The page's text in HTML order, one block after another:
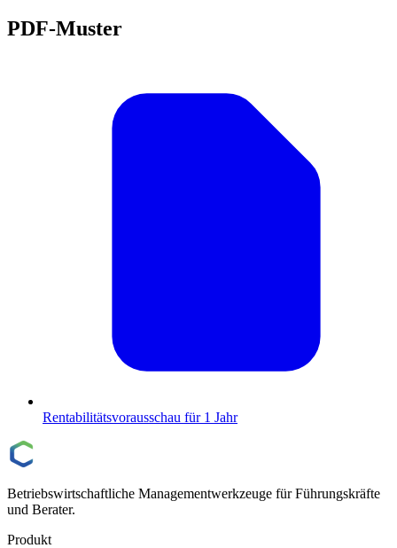
PDF-Muster
Rentabilitätsvorausschau für 1 Jahr
Betriebswirtschaftliche Managementwerkzeuge für Führungskräfte
und Berater.
Produkt